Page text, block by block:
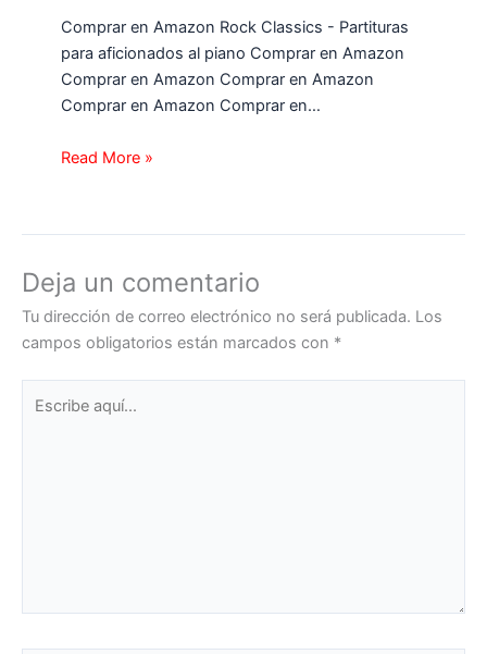
Comprar en Amazon Rock Classics - Partituras
para aficionados al piano Comprar en Amazon
Comprar en Amazon Comprar en Amazon
Comprar en Amazon Comprar en…
Read More »
Deja un comentario
Tu dirección de correo electrónico no será publicada. Los
campos obligatorios están marcados con *
aquí...